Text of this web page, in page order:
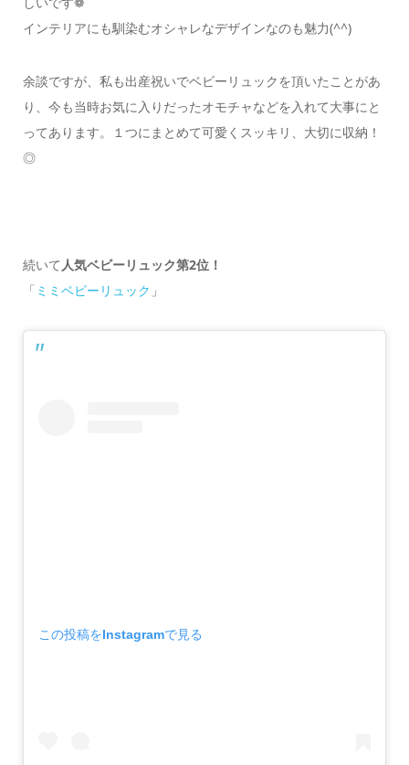
インテリアにも馴染むオシャレなデザインなのも魅力(^^)
余談ですが、私も出産祝いでベビーリュックを頂いたことがあ
り、今も当時お気に入りだったオモチャなどを入れて大事にと
ってあります。１つにまとめて可愛くスッキリ、大切に収納！
◎
続いて 人気ベビーリュック第2位！
「 ミミベビーリュック 」
この投稿をInstagramで見る